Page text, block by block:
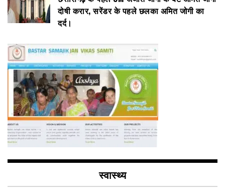
दोषी करार, सरेंडर के पहले छलका अमित जोगी का
दर्द।
स्वास्थ्य